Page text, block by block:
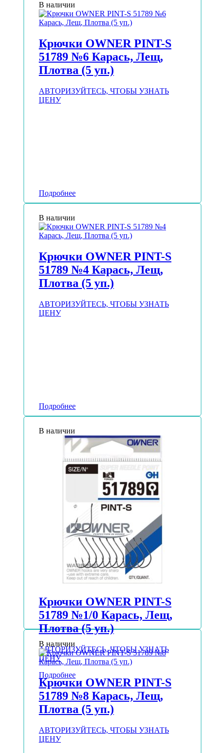
В наличии
Крючки OWNER PINT-S
51789 №6 Карась, Лещ,
Плотва (5 уп.)
АВТОРИЗУЙТЕСЬ, ЧТОБЫ УЗНАТЬ
ЦЕНУ
Подробнее
В наличии
Крючки OWNER PINT-S
51789 №4 Карась, Лещ,
Плотва (5 уп.)
АВТОРИЗУЙТЕСЬ, ЧТОБЫ УЗНАТЬ
ЦЕНУ
Подробнее
В наличии
Крючки OWNER PINT-S
51789 №1/0 Карась, Лещ,
Плотва (5 уп.)
АВТОРИЗУЙТЕСЬ, ЧТОБЫ УЗНАТЬ
ЦЕНУ
Подробнее
В наличии
Крючки OWNER PINT-S
51789 №8 Карась, Лещ,
Плотва (5 уп.)
АВТОРИЗУЙТЕСЬ, ЧТОБЫ УЗНАТЬ
ЦЕНУ